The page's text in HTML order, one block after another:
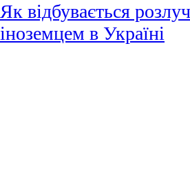
Як відбувається
іноземцем в Україні